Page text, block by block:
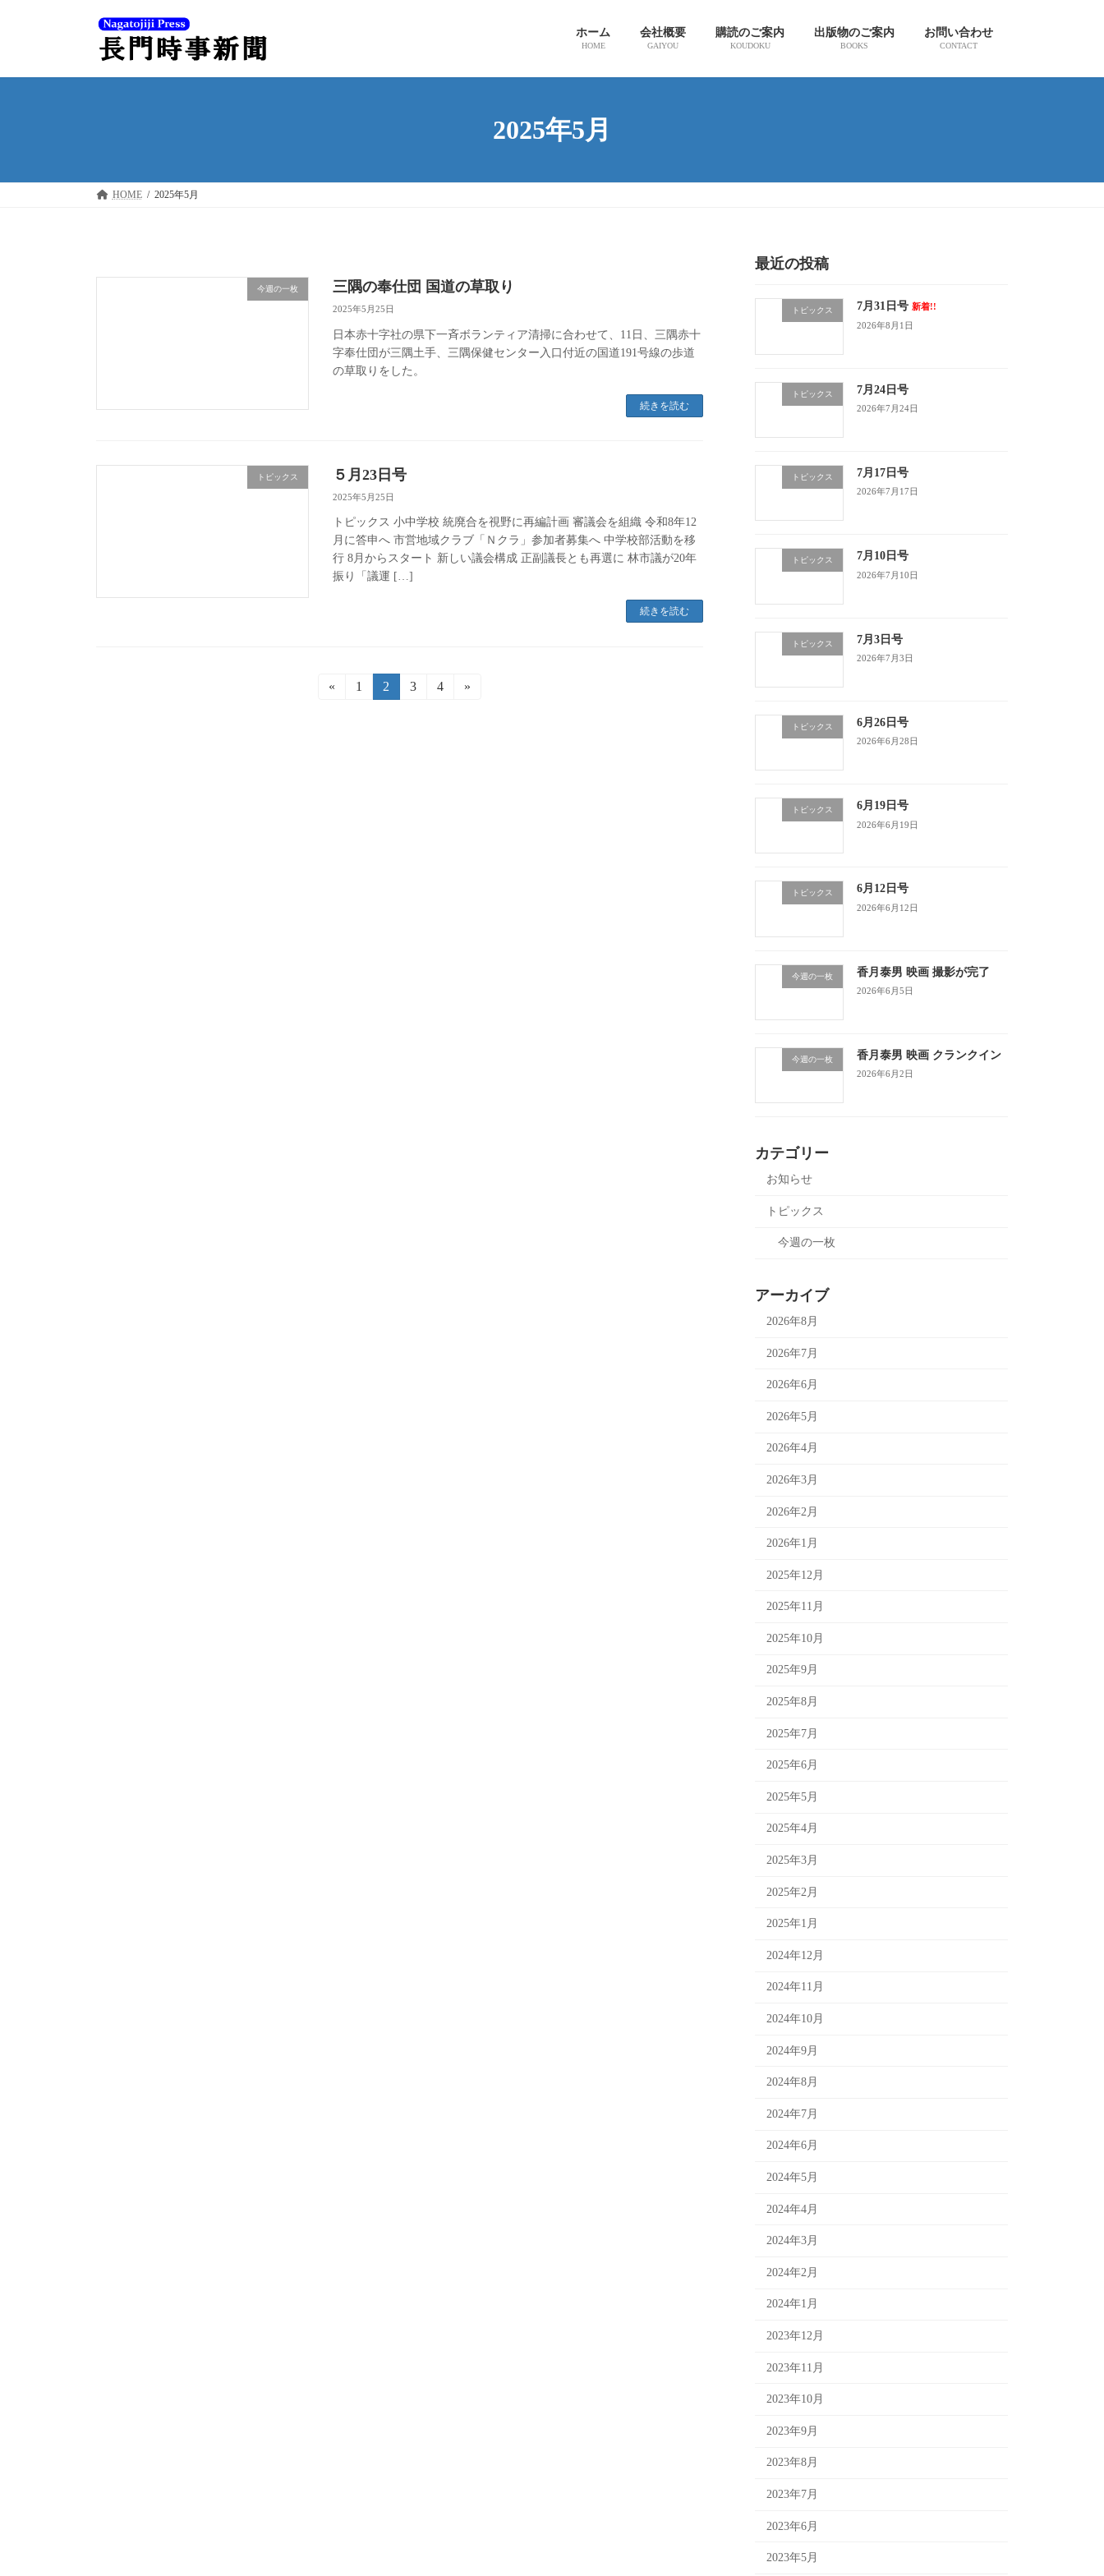
ツ
シ
ホーム
HOME
会社概要
GAIYOU
購読のご案内
KOUDOKU
出版物のご案内
BOOKS
お問い合わせ
CONTACT
2025年5月
HOME 2025年5月
今週の一枚 三隅の奉仕団 国道の草取り
2025年5月25日
日本赤十字社の県下一斉ボランティア清掃に合わせて、11日、三隅赤十
字奉仕団が三隅土手、三隅保健センター入口付近の国道191号線の歩道
の草取りをした。
続きを読む
トピックス ５月23日号
2025年5月25日
トピックス 小中学校 統廃合を視野に再編計画 審議会を組織 令和8年12
月に答申へ 市営地域クラブ「Ｎクラ」参加者募集へ 中学校部活動を移
行 8月からスタート 新しい議会構成 正副議長とも再選に 林市議が20年
振り「議運 […]
続きを読む
«
固
1
固
定
2
固
3
固
4 »
最近の投稿
トピックス 7月31日号 新着!!
2026年8月1日
トピックス 7月24日号
2026年7月24日
トピックス 7月17日号
2026年7月17日
トピックス 7月10日号
2026年7月10日
トピックス 7月3日号
2026年7月3日
トピックス 6月26日号
2026年6月28日
トピックス 6月19日号
2026年6月19日
トピックス 6月12日号
2026年6月12日
今週の一枚 香月泰男 映画 撮影が完了
2026年6月5日
今週の一枚 香月泰男 映画 クランクイン
2026年6月2日
カテゴリー
お知らせ
トピックス
今週の一枚
アーカイブ
2026年8月
2026年7月
2026年6月
2026年5月
2026年4月
2026年3月
2026年2月
2026年1月
2025年12月
2025年11月
2025年10月
2025年9月
2025年8月
2025年7月
2025年6月
2025年5月
2025年4月
2025年3月
2025年2月
2025年1月
2024年12月
2024年11月
2024年10月
2024年9月
2024年8月
2024年7月
2024年6月
2024年5月
2024年4月
2024年3月
2024年2月
2024年1月
2023年12月
2023年11月
2023年10月
2023年9月
2023年8月
2023年7月
2023年6月
2023年5月